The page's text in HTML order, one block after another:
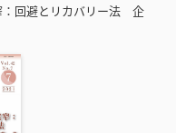
：回避とリカバリー法 企